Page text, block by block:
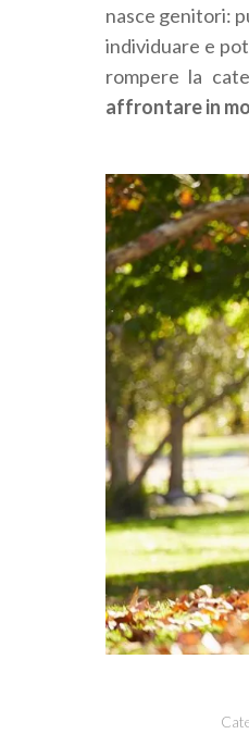
nasce genitori:
individuare e
rompere la
affrontare in